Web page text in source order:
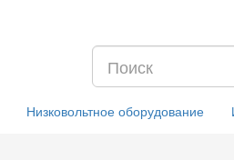
Низковольтное оборудование